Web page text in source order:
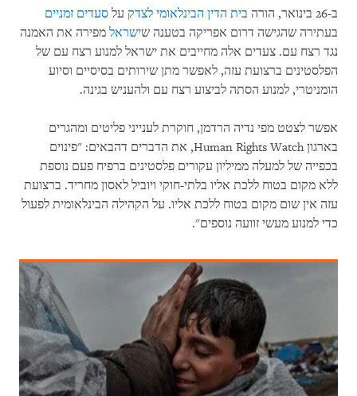
ב-26 בינואר, הורה בית הדין הבינלאומי לצדק על סעדים זמניים
בעתירה שהגישה דרום אפריקה בטענה שישראל מפירה את האמנה
נגד רצח עם. צעדים אלה מחייבים את ישראל למנוע רצח עם של
הפלסטינים ברצועת עזה, לאפשר מתן שירותים בסיסיים וסיוע
הומניטרי, למנוע הסתה לביצוע רצח עם ולהעניש בגינה.
אפשר לצטט מפי נדיה הרדמן, חוקרת לענייני פליטים ומהגרים
בארגון Human Rights Watch, את הדברים דהבאים: "פינוים
בכפייה של למעלה ממיליון עקורים פלסטינים ברפיח פעם נוספת
ללא מקום בטוח ללכת אליו בלתי-חוקי ויוביל לאסון מחריד. ברצועת
עזה אין שום מקום בטוח ללכת אליו. על הקהילה הבינלאומית לפעול
כדי למנוע מעשי זוועה נוספים".